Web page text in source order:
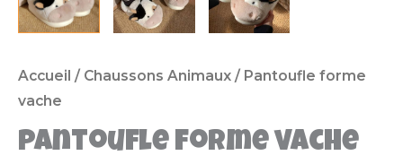
Accueil / Chaussons Animaux / Pantoufle forme
vache
Pantoufle forme vache